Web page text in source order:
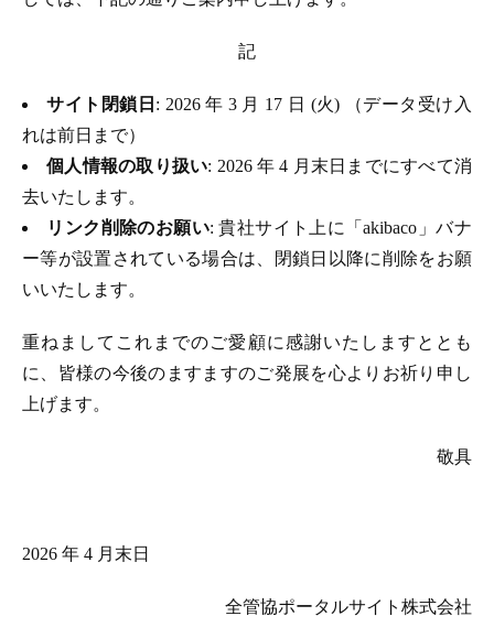
記
サイト閉鎖日 : 2026 年 3 月 17 日 (火) （データ受け入
れは前日まで）
個人情報の取り扱い: 2026 年 4 月末日までにすべて消
去いたします。
リンク削除のお願い: 貴社サイト上に「akibaco」バナ
ー等が設置されている場合は、閉鎖日以降に削除をお願
いいたします。
重ねましてこれまでのご愛顧に感謝いたしますととも
に、皆様の今後のますますのご発展を心よりお祈り申し
上げます。
敬具
2026 年 4 月末日
全管協ポータルサイト株式会社